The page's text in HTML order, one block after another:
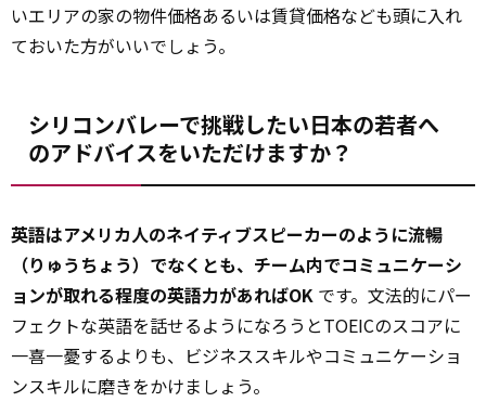
いエリアの家の物件価格あるいは賃貸価格なども頭に入れ
ておいた方がいいでしょう。
シリコンバレーで挑戦したい日本の若者へ
のアドバイスをいただけますか？
英語はアメリカ人のネイティブスピーカーのように流暢
（りゅうちょう）でなくとも、チーム内でコミュニケーシ
ョンが取れる程度の英語力があればOK です。文法的にパー
フェクトな英語を話せるようになろうとTOEICのスコアに
一喜一憂するよりも、ビジネススキルやコミュニケーショ
ンスキルに磨きをかけましょう。